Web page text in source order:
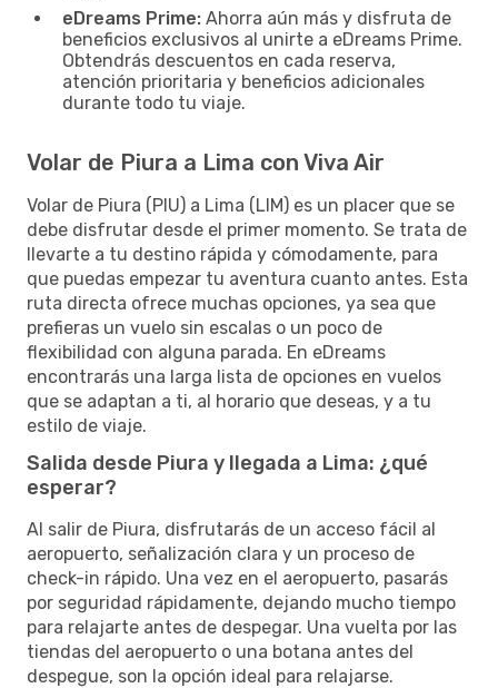
eDreams Prime: Ahorra aún más y disfruta de
beneficios exclusivos al unirte a eDreams Prime.
Obtendrás descuentos en cada reserva,
atención prioritaria y beneficios adicionales
durante todo tu viaje.
Volar de Piura a Lima con Viva Air
Volar de Piura (PIU) a Lima (LIM) es un placer que se
debe disfrutar desde el primer momento. Se trata de
llevarte a tu destino rápida y cómodamente, para
que puedas empezar tu aventura cuanto antes. Esta
ruta directa ofrece muchas opciones, ya sea que
prefieras un vuelo sin escalas o un poco de
flexibilidad con alguna parada. En eDreams
encontrarás una larga lista de opciones en vuelos
que se adaptan a ti, al horario que deseas, y a tu
estilo de viaje.
Salida desde Piura y llegada a Lima: ¿qué
esperar?
Al salir de Piura, disfrutarás de un acceso fácil al
aeropuerto, señalización clara y un proceso de
check-in rápido. Una vez en el aeropuerto, pasarás
por seguridad rápidamente, dejando mucho tiempo
para relajarte antes de despegar. Una vuelta por las
tiendas del aeropuerto o una botana antes del
despegue, son la opción ideal para relajarse.